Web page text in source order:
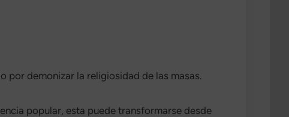
por demonizar la religiosidad de las masas.
popular, esta puede transformarse desde